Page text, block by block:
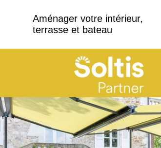
Aménager votre intérieur,
terrasse et bateau